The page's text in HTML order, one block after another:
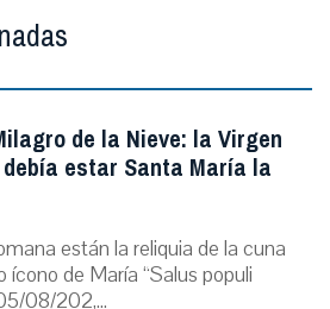
de la Nieve: la Virgen
estar Santa María la
están la reliquia de la cuna
ícono de María “Salus populi
08/202,...